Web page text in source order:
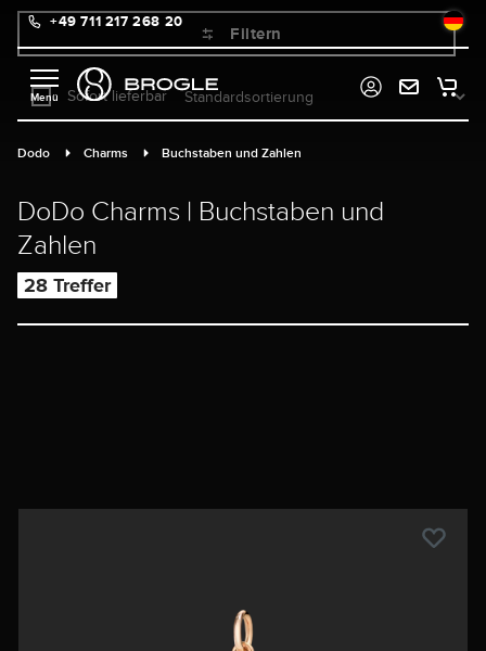
springen
+49 711 217 268 20
Dodo Charms Buchstaben und Zahlen
DoDo Charms | Buchstaben und
Zahlen
28 Treffer
Filtern
Sofort lieferbar